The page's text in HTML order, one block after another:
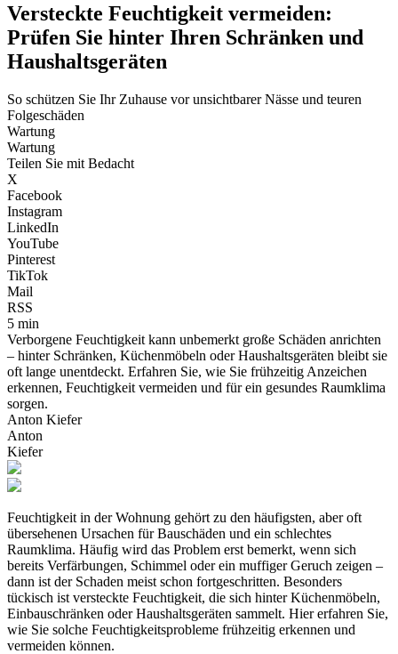
Versteckte Feuchtigkeit vermeiden:
Prüfen Sie hinter Ihren Schränken und
Haushaltsgeräten
So schützen Sie Ihr Zuhause vor unsichtbarer Nässe und teuren
Folgeschäden
Wartung
Wartung
Teilen Sie mit Bedacht
X
Facebook
Instagram
LinkedIn
YouTube
Pinterest
TikTok
Mail
RSS
5 min
Verborgene Feuchtigkeit kann unbemerkt große Schäden anrichten
– hinter Schränken, Küchenmöbeln oder Haushaltsgeräten bleibt sie
oft lange unentdeckt. Erfahren Sie, wie Sie frühzeitig Anzeichen
erkennen, Feuchtigkeit vermeiden und für ein gesundes Raumklima
sorgen.
Anton Kiefer
Anton
Kiefer
Feuchtigkeit in der Wohnung gehört zu den häufigsten, aber oft
übersehenen Ursachen für Bauschäden und ein schlechtes
Raumklima. Häufig wird das Problem erst bemerkt, wenn sich
bereits Verfärbungen, Schimmel oder ein muffiger Geruch zeigen –
dann ist der Schaden meist schon fortgeschritten. Besonders
tückisch ist versteckte Feuchtigkeit, die sich hinter Küchenmöbeln,
Einbauschränken oder Haushaltsgeräten sammelt. Hier erfahren Sie,
wie Sie solche Feuchtigkeitsprobleme frühzeitig erkennen und
vermeiden können.